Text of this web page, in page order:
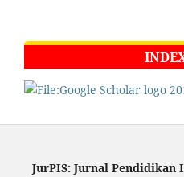
JurPIS: Jurnal Pendidikan